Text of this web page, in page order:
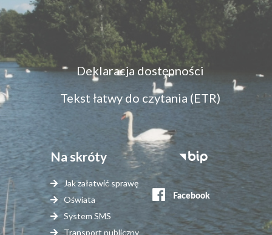
Menu
dostępność
Deklaracja dostępności
Tekst łatwy do czytania (ETR)
Na skróty
Jak załatwić sprawę
Oświata
System SMS
Transport publiczny
Stopka
serwisy
zewnętrzne